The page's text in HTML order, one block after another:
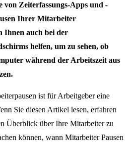
Zeiterfassungs-Apps und -
Ihrer Mitarbeiter
Ihnen auch bei der
helfen, um zu sehen, ob
während der Arbeitszeit aus
ist für Arbeitgeber eine
Sie diesen Artikel lesen, erfahren
Überblick über Ihre Mitarbeiter zu
können, wann Mitarbeiter Pausen